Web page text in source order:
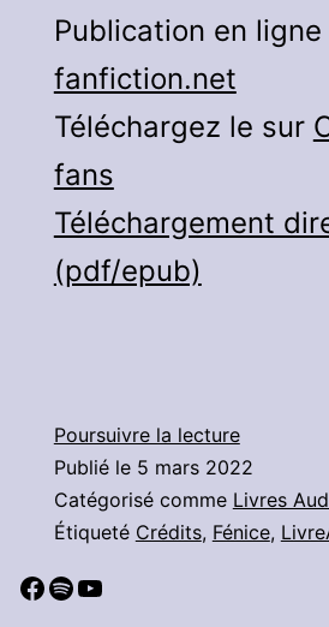
Publication en
fanfiction.net
Téléchargez le sur
fans
Téléchargement
(pdf/epub)
Poursuivre la lectureTrois
délicieux
repas
par
Publié le 5 mars 2022
Catégorisé comme Livres
Étiqueté Crédits, Fénice,
Facebook
Spotify
YouTube